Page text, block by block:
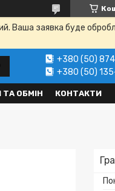
Ваша заявка буде
+380 (50)
+380 (50)
ОБМІН КОНТАКТИ